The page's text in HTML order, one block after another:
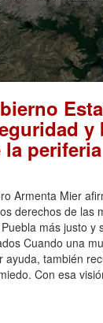
y
la
Armenta Mier
derechos de las
más justo y
Cuando una
ayuda, también
Con esa